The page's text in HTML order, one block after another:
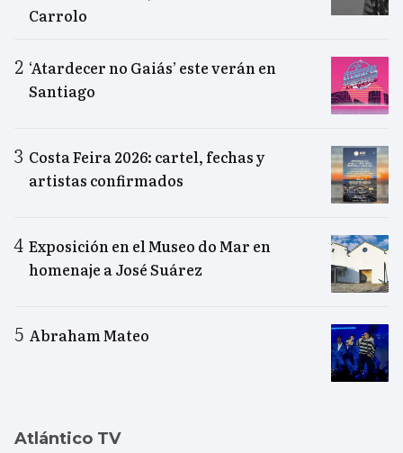
Carrolo
‘Atardecer no Gaiás’ este verán en
Santiago
Costa Feira 2026: cartel, fechas y
artistas confirmados
Exposición en el Museo do Mar en
homenaje a José Suárez
Abraham Mateo
Atlántico TV